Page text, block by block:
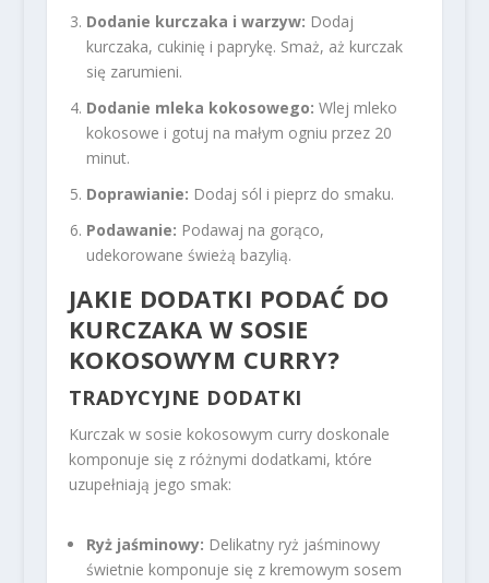
Dodanie kurczaka i warzyw: Dodaj
kurczaka, cukinię i paprykę. Smaż, aż kurczak
się zarumieni.
Dodanie mleka kokosowego: Wlej mleko
kokosowe i gotuj na małym ogniu przez 20
minut.
Doprawianie: Dodaj sól i pieprz do smaku.
Podawanie: Podawaj na gorąco,
udekorowane świeżą bazylią.
JAKIE DODATKI PODAĆ DO
KURCZAKA W SOSIE
KOKOSOWYM CURRY?
TRADYCYJNE DODATKI
Kurczak w sosie kokosowym curry doskonale
komponuje się z różnymi dodatkami, które
uzupełniają jego smak:
Ryż jaśminowy: Delikatny ryż jaśminowy
świetnie komponuje się z kremowym sosem